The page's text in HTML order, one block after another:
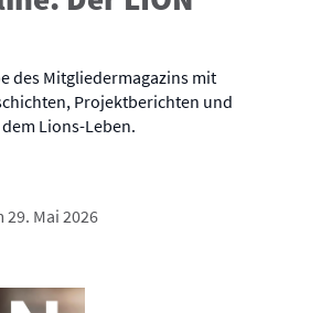
des Mitgliedermagazins mit
Projektberichten und
Lions-Leben.
Mai 2026